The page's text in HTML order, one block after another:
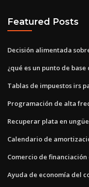
Featured Posts
Decisión alimentada
¿qué es un punto de base
Tablas de impuestos irs
Programación de alta
Recuperar plata en
Calendario de
Comercio de financiación
Ayuda de economía del